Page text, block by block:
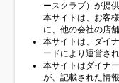
ースクラブ）が提
本サイトは、お客
に、他の会社の店
本サイトは、ダイ
ードにより運営さ
本サイトはダイナ
が、記載された情